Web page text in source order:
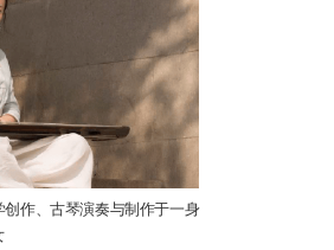
创作、古琴演奏与制作于一身